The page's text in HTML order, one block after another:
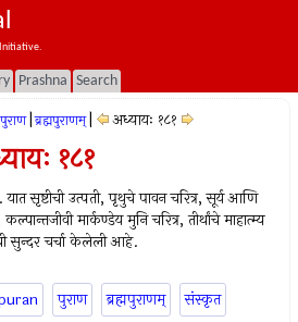
Initiative.
Prashna Search
पुराण ब्रह्मपुराणम् अध्यायः १८१
१८१
सृष्टीची उत्पती, पृथुचे पावन चरित्र, सूर्य आणि
मार्कण्डेय मुनि चरित्र, तीर्थांचे माहात्म्य
सुन्दर चर्चा केलेली आहे.
पुराण ब्रह्मपुराणम् संस्कृत